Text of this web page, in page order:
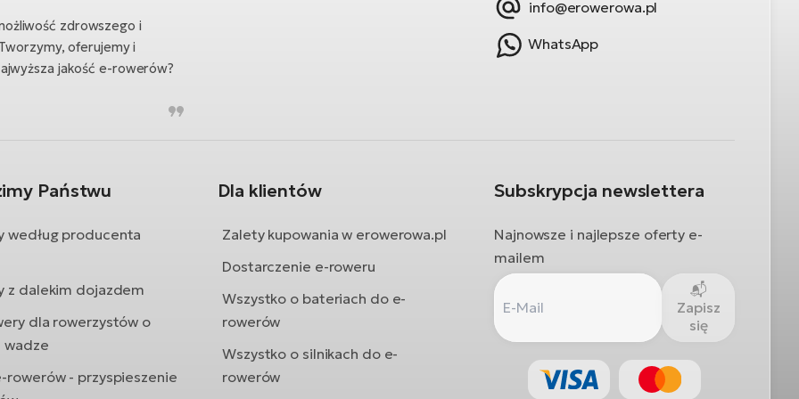
zdrowszego i
oferujemy i
jakość e-rowerów?
info@erowerowa.pl
WhatsApp
Państwu
według producenta
z dalekim dojazdem
dla rowerzystów o
wadze
rowerów - przyspieszenie
Dla klientów
Zalety kupowania w erowerowa.pl
Dostarczenie e-roweru
Wszystko o bateriach do e-
rowerów
Wszystko o silnikach do e-
rowerów
Subskrypcja newslettera
Najnowsze i najlepsze oferty e-
mailem
Zapisz
się